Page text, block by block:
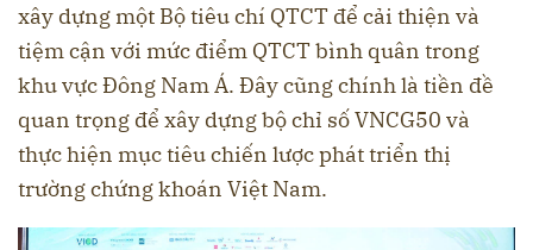
xây dựng một Bộ tiêu chí QTCT để cải thiện và
tiệm cận với mức điểm QTCT bình quân trong
khu vực Đông Nam Á. Đây cũng chính là tiền đề
quan trọng để xây dựng bộ chỉ số VNCG50 và
thực hiện mục tiêu chiến lược phát triển thị
trường chứng khoán Việt Nam.